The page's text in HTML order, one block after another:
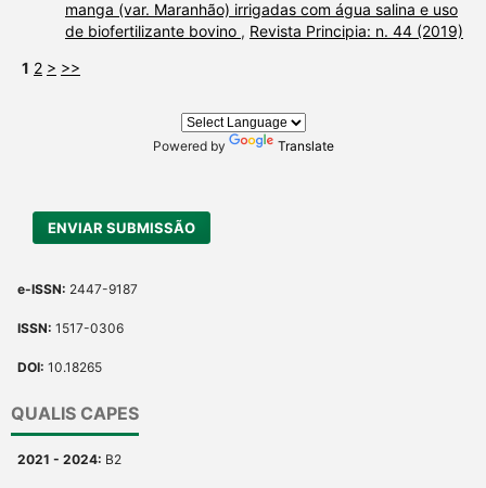
manga (var. Maranhão) irrigadas com água salina e uso
de biofertilizante bovino , Revista Principia: n. 44 (2019)
1 2 > >>
Powered by Translate
ENVIAR SUBMISSÃO
e-ISSN: 2447-9187
ISSN: 1517-0306
DOI: 10.18265
QUALIS CAPES
2021 - 2024: B2